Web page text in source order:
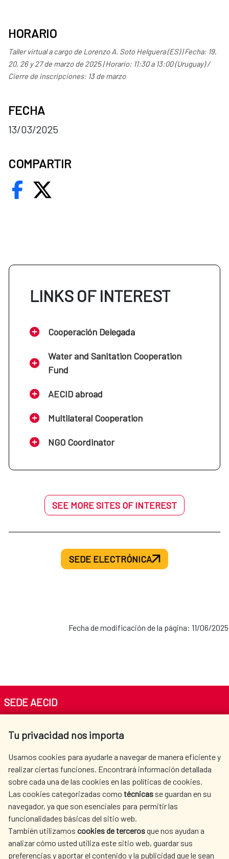
HORARIO
Taller virtual a cargo de Lorenzo A. Soto Helguera (ES) | Fecha: 19,
20, 26 y 27 de marzo de 2025 | Horario: 11:30 a 13:00 (Uruguay) /
Cierre de inscripciones: 13 de marzo
FECHA
13/03/2025
COMPARTIR
LINKS OF INTEREST
Cooperación Delegada
Water and Sanitation Cooperation
Fund
AECID abroad
Multilateral Cooperation
NGO Coordinator
SEE MORE SITES OF INTEREST
SEDE ELECTRÓNICA
Fecha de modificación de la página: 11/06/2025
Tu privacidad nos importa
Usamos cookies para ayudarle a navegar de manera eficiente y
realizar ciertas funciones. Encontrará información detallada
sobre cada una de las cookies en las políticas de cookies.
Las cookies categorizadas como técnicas se guardan en su
navegador, ya que son esenciales para permitir las
funcionalidades básicas del sitio web.
También utilizamos cookies de tercerosque nos ayudan a
analizar cómo usted utiliza este sitio web, guardar sus
preferencias y aportar el contenido y la publicidad que le sean
SEDE AECID
Tel. +34 900 20 30 54​​​​​​​
AECID
WHERE DO WE COOPERATE?
SPANISH HUMANITARIAN
ACTION
PRESS ROOM
CULTURE AND SCIENCE LIBRARY